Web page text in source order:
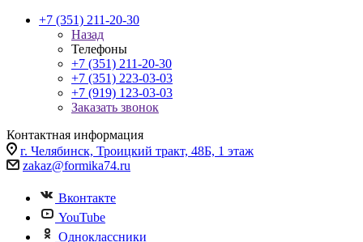
+7 (351) 211-20-30
Назад
Телефоны
+7 (351) 211-20-30
+7 (351) 223-03-03
+7 (919) 123-03-03
Заказать звонок
Контактная информация
г. Челябинск, Троицкий тракт, 48Б, 1 этаж
zakaz@formika74.ru
Вконтакте
YouTube
Одноклассники